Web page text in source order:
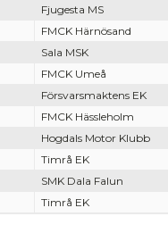
Fjugesta MS
FMCK Härnösand
Sala MSK
FMCK Umeå
Försvarsmaktens EK
FMCK Hässleholm
Hogdals Motor Klubb
Timrå EK
SMK Dala Falun
Timrå EK